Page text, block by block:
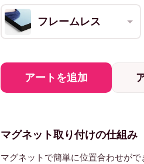
フレームレス
アートを追加
マグネット取り付けの仕組み
マグネットで簡単に位置合わせが